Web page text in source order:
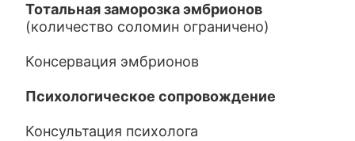
Тотальная заморозка эмбрионов
(количество соломин ограничено)
Консервация эмбрионов
Психологическое сопровождение
Консультация психолога